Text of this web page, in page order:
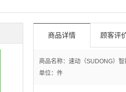
商品详情 顾客评
商品名称：速动（SUDONG）
单位：件